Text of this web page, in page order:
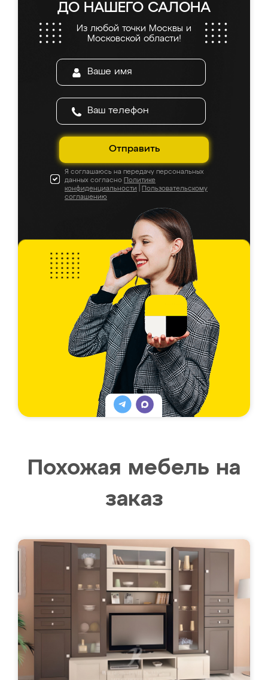
ДО НАШЕГО САЛОНА
Из любой точки Москвы и
Московской области!
Отправить
Я соглашаюсь на передачу персональных
данных согласно Политике
конфиденциальности
Пользовательскому
соглашению
Похожая мебель на
заказ